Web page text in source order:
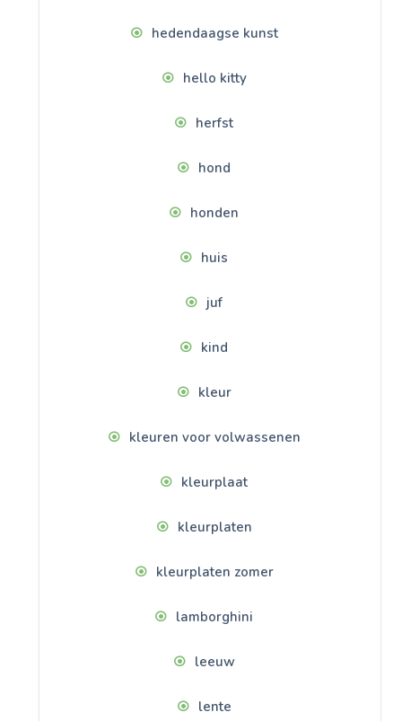
hedendaagse kunst
hello kitty
herfst
hond
honden
huis
juf
kind
kleur
kleuren voor volwassenen
kleurplaat
kleurplaten
kleurplaten zomer
lamborghini
leeuw
lente